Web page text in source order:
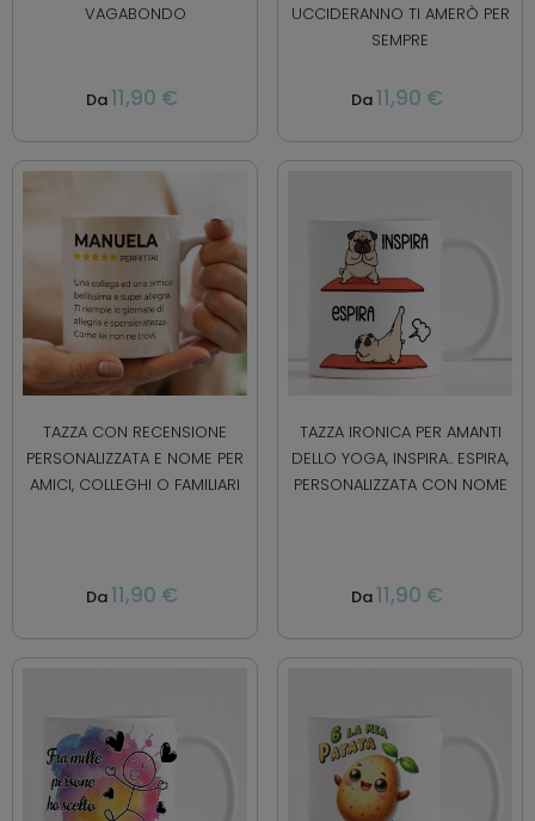
VAGABONDO
Da11,90 €
UCCIDERANNO TI AMERÒ PER
SEMPRE
Da11,90 €
TAZZA CON RECENSIONE
PERSONALIZZATA E NOME PER
AMICI, COLLEGHI O FAMILIARI
Da11,90 €
TAZZA IRONICA PER AMANTI
DELLO YOGA, INSPIRA.. ESPIRA,
PERSONALIZZATA CON NOME
Da11,90 €